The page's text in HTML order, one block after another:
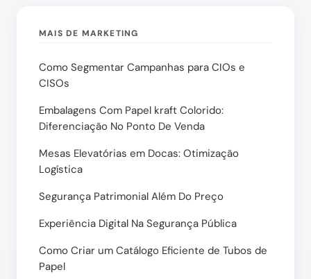
MAIS DE MARKETING
Como Segmentar Campanhas para CIOs e
CISOs
Embalagens Com Papel kraft Colorido:
Diferenciação No Ponto De Venda
Mesas Elevatórias em Docas: Otimização
Logística
Segurança Patrimonial Além Do Preço
Experiência Digital Na Segurança Pública
Como Criar um Catálogo Eficiente de Tubos de
Papel